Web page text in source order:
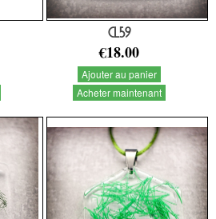
CL59
€18.00
Ajouter au panier
Acheter maintenant